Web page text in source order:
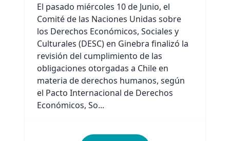
El pasado miércoles 10 de Junio, el
Comité de las Naciones Unidas sobre
los Derechos Económicos, Sociales y
Culturales (DESC) en Ginebra finalizó la
revisión del cumplimiento de las
obligaciones otorgadas a Chile en
materia de derechos humanos, según
el Pacto Internacional de Derechos
Económicos, So...